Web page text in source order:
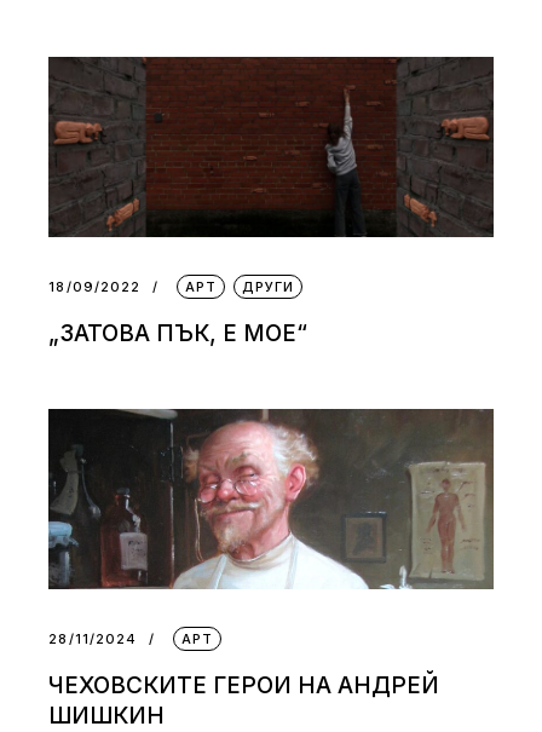
18/09/2022 АРТ ДРУГИ
„ЗАТОВА ПЪК, Е МОЕ“
28/11/2024 АРТ
ЧЕХОВСКИТЕ ГЕРОИ НА АНДРЕЙ
ШИШКИН